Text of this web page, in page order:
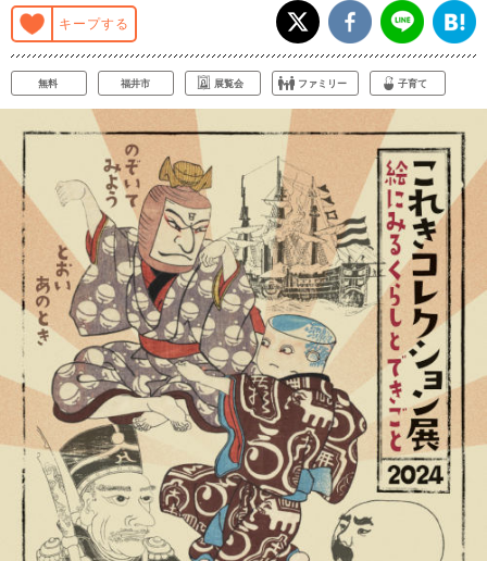
キープする
無料 福井市 展覧会 ファミリー 子育て